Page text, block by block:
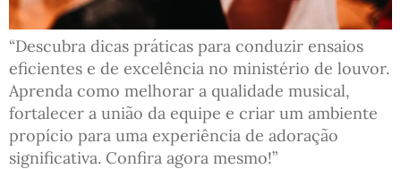
“Descubra dicas práticas para conduzir ensaios
eficientes e de excelência no ministério de louvor.
Aprenda como melhorar a qualidade musical,
fortalecer a união da equipe e criar um ambiente
propício para uma experiência de adoração
significativa. Confira agora mesmo!”